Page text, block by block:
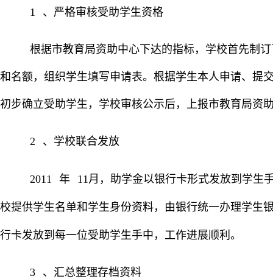
1 、严格审核受助学生资格
根据市教育局资助中心下达的指标，学校首先制
和名额，组织学生填写申请表。根据学生本人申请、提
初步确立受助学生，学校审核公示后，上报市教育局资
2 、学校联合发放
2011 年 11月，助学金以银行卡形式发放到学
校提供学生名单和学生身份资料，由银行统一办理学生
行卡发放到每一位受助学生手中，工作进展顺利。
3 、汇总整理存档资料